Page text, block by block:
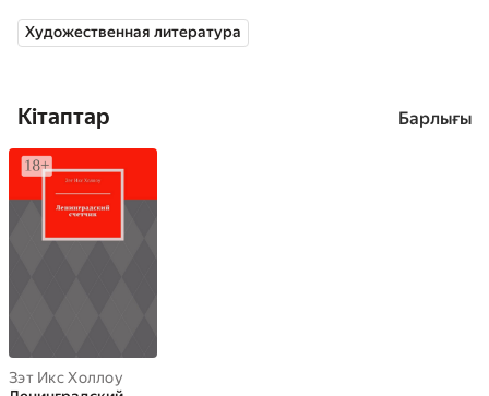
Художественная литература
Кітаптар Барлығы
Зэт Икс Холлоу